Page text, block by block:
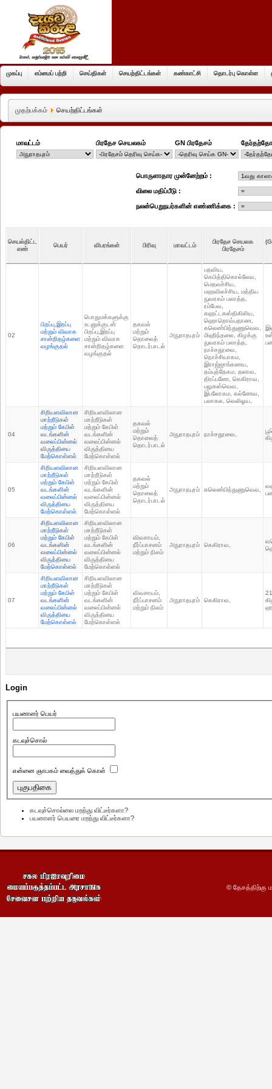
முகப்பு எம்மைப் பற்றி செய்திகள் செயற்திட்டங்கள் கண்காட்சி தொடர்பு கொள்ள
முதற்பக்கம் செயற்திட்டங்கள்
மாவட்டம் பிரதேச செயலகம் GN பிரதேசம்
பொருளாதார முன்னேற்றம் :
விலை மதிப்பீடு :
நலன்பெறுநபர்களின் எண்ணிக்கை :
செயல்திட்ட
எண்
பெயர் விபரங்கள் பிரிவு மாவட்டம்
பிரதேச செயலக
பிரதேசம்
02
பிறப்பு,இறப்பு
மற்றும் விவாக
சான்றிதழ்களை
வழங்குதல்
பொதுமக்களுக்கு
உடனுக்குடன்
பிறப்பு,இறப்பு
மற்றும் விவாக
சான்றிதழ்களை
வழங்குதல்
தகவல்
மற்றும்
தொலைத்
தொடர்பாடல்
அநுராதபுரம்
பதவிய,
‎‎கெபித்தி‎கொல்‍லேவ,
‎மெதவச்சிய,
மஹவிலச்சிய, மத்திய
நுவரகம் பலாத்த,
ரம்பேவ,
கஹட்டகஸ்திகிலிய,
‎ஹொ‎றொவ்பதாண,
க‎லெண்பிந்துணு‎வெவ,
மிஹிந்த‍லை, கிழக்கு
நுவரகம் பலாத்த,
நாச்சதூ‍வை,
‎நொச்சியாகம,
இராஜ்ஜாங்கணய,
தம்புத்‍தேகம, தலாவ,
திரப்ப‍ணே, ‎கெகிராவ,
பலுகஸ்‎வெவ,
இப‍லோகம, கல்‍ணேவ,
பலாகல, ‎வெலிஓய,
04
சிறியளவிலான
மாற்றீடுகள்
மற்றும் கேபிள்
வடங்களின்
வலைப்பின்னல்
விருத்தியை
மேற்கொள்ளல்
சிறியளவிலான
மாற்றீடுகள்
மற்றும் கேபிள்
வடங்களின்
வலைப்பின்னல்
விருத்தியை
மேற்கொள்ளல்
தகவல்
மற்றும்
தொலைத்
தொடர்பாடல்
அநுராதபுரம் நாச்சதூ‍வை,
05
சிறியளவிலான
மாற்றீடுகள்
மற்றும் கேபிள்
வடங்களின்
வலைப்பின்னல்
விருத்தியை
மேற்கொள்ளல்
சிறியளவிலான
மாற்றீடுகள்
மற்றும் கேபிள்
வடங்களின்
வலைப்பின்னல்
விருத்தியை
மேற்கொள்ளல்
தகவல்
மற்றும்
தொலைத்
தொடர்பாடல்
அநுராதபுரம் க‎லெண்பிந்துணு‎வெவ,
06
சிறியளவிலான
மாற்றீடுகள்
மற்றும் கேபிள்
வடங்களின்
வலைப்பின்னல்
விருத்தியை
மேற்கொள்ளல்
சிறியளவிலான
மாற்றீடுகள்
மற்றும் கேபிள்
வடங்களின்
வலைப்பின்னல்
விருத்தியை
மேற்கொள்ளல்
விவசாயம்,
நீர்ப்பாசனம்
மற்றும் நிலம்
அநுராதபுரம் ‎கெகிராவ,
07
சிறியளவிலான
மாற்றீடுகள்
மற்றும் கேபிள்
வடங்களின்
வலைப்பின்னல்
விருத்தியை
மேற்கொள்ளல்
சிறியளவிலான
மாற்றீடுகள்
மற்றும் கேபிள்
வடங்களின்
வலைப்பின்னல்
விருத்தியை
மேற்கொள்ளல்
விவசாயம்,
நீர்ப்பாசனம்
மற்றும் நிலம்
அநுராதபுரம் ‎கெகிராவ,
21
Login
பயனாளர் பெயர்
கடவுச்சொல்
என்னை ஞாபகம் வைத்துக் கொள்
கடவுச்சொல்லை மறந்து விட்டீர்களா?
பயனாளர் பெயரை மறந்து விட்டீர்களா?
© தேசத்திற்கு